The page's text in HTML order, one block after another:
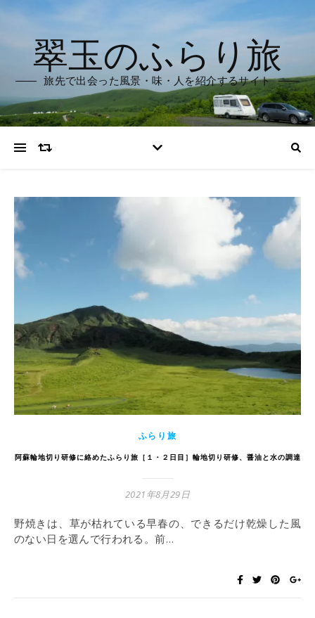
翠玉のふらり旅
旅先で出会った風景・味・人を紹介するサイト
ふらり旅
阿蘇輪地切り研修に絡めたふらり旅［１・２日目］輪地切り研修、醤油と水の調達
2021年8月29日
野焼きは、草が枯れている早春の、できるだけ乾燥した風
のない日を選んで行われる。前…